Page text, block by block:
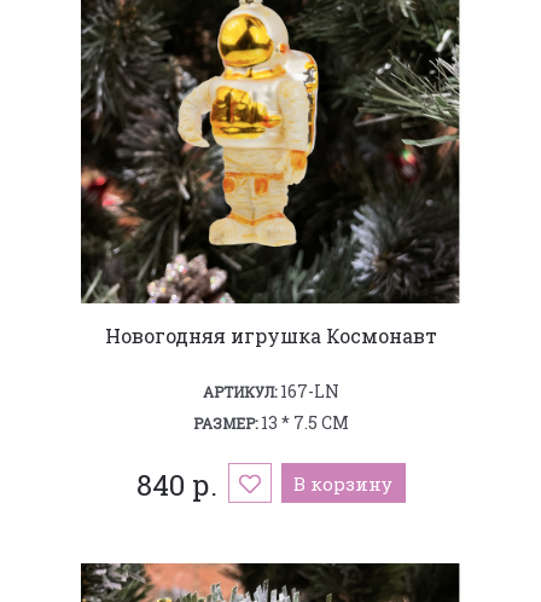
Новогодняя игрушка Космонавт
АРТИКУЛ:167-LN
РАЗМЕР:13 * 7.5 СМ
840 р. В корзину